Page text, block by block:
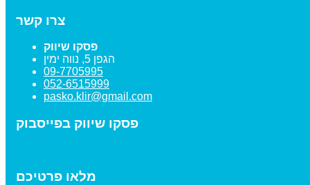
צרו קשר
פסקו שיווק
הגפן 5, נווה ימין
09-7705995
052-6515999
pasko.klir@gmail.com
פסקו שיווק בפייסבוק
מלאו פרטיכם